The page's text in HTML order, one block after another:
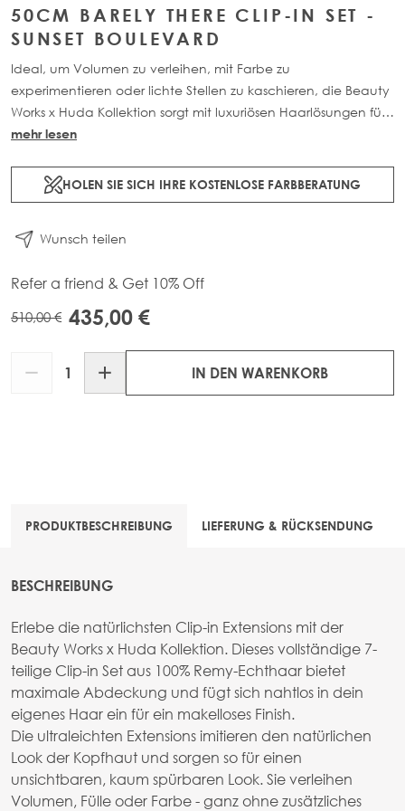
50CM BARELY THERE CLIP-IN SET -
SUNSET BOULEVARD
Ideal, um Volumen zu verleihen, mit Farbe zu
experimentieren oder lichte Stellen zu kaschieren, die Beauty
Works x Huda Kollektion sorgt mit luxuriösen Haarlösungen für
eine nahtlose, natürlich wirkende Transformation. Dieses 7-
50cm (180g) und 55cm (200g). Gefertigt aus 100% Remy-
Echthaar, bietet es maximale Abdeckung und fügt sich
mehr lesen
HOLEN SIE SICH IHRE KOSTENLOSE FARBBERATUNG
Wunsch teilen
Refer a friend & Get 10% Off
510,00 € 435,00 €
IN DEN WARENKORB
PRODUKTBESCHREIBUNG LIEFERUNG & RÜCKSENDUNG
BESCHREIBUNG
Erlebe die natürlichsten Clip-in Extensions mit der
Beauty Works x Huda Kollektion. Dieses vollständige 7-
teilige Clip-in Set aus 100% Remy-Echthaar bietet
maximale Abdeckung und fügt sich nahtlos in dein
eigenes Haar ein für ein makelloses Finish.
Die ultraleichten Extensions imitieren den natürlichen
Look der Kopfhaut und sorgen so für einen
unsichtbaren, kaum spürbaren Look. Sie verleihen
Volumen, Fülle oder Farbe - ganz ohne zusätzliches